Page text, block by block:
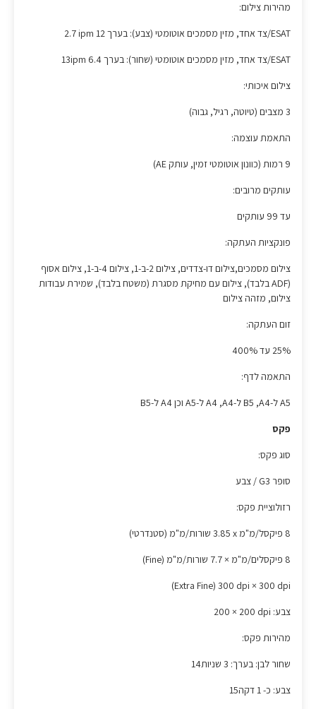
מהירות צילום:
ESAT/צד אחד, מזין מסמכים אוטומטי (צבע): בערך ‎2.7 ipm 12‎
ESAT/צד אחד, מזין מסמכים אוטומטי (שחור): בערך 6.4 ipm‏13
צילום איכותי:
3 מצבים (טיוטה, רגיל, גבוה)
התאמת עוצמה:
9 רמות (כוונון אוטומטי זמין, עותק AE)
עותקים מרובים:
עד 99 עותקים
פונקציות העתקה:
צילום מסמכים,צילום דו-צדדים, צילום 2-ב-1, צילום 4-ב-1, צילום אסוף
(ADF בלבד), צילום עם מחיקת מסגרת (משטח בלבד), שמירת עבודות
צילום, מזהה צילום
זום העתקה:
‎25% עד 400%
התאמה לדף:
A5 ל-A4‏, B5 ל-A4‏, A4 ל-A5 וכן A4 ל-B5
פקס
סוג פקס:
סופר G3 / צבע
רזולוציית פקס:
8 פיקסל/מ"מ x ‏3.85 שורות/מ"מ (סטנדרטי)
8 פיקסלים/מ"מ × ‏7.7 שורות/מ"מ (Fine)
‎300 dpi × 300 dpi‏ (Extra Fine)
צבע: ‎200 × 200 dpi
מהירות פקס:
שחור לבן: בערך: 3 שניות14
צבע: כ- 1 דקה15